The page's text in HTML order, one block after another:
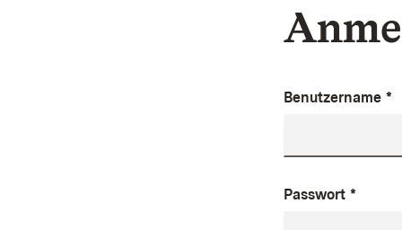
Benutzername *
Passwort *